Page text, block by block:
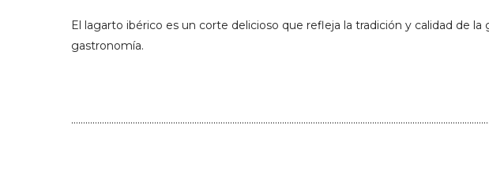
El lagarto ibérico es un corte delicioso que refleja la tradición y calidad de
gastronomía.